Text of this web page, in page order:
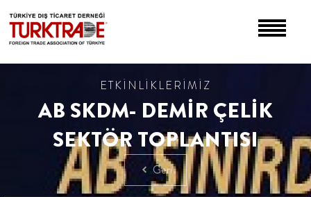
ETKİNLİKLERİMİZ
AB SKDM- DEMİR ÇELİK
SEKTÖR TOPLANTISI
Geri